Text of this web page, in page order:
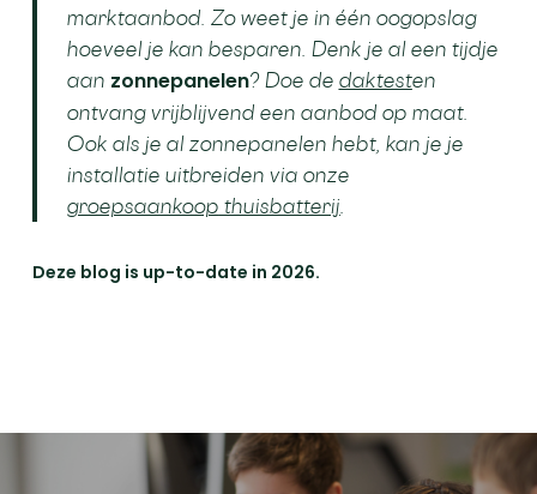
marktaanbod. Zo weet je in één oogopslag
hoeveel je kan besparen. Denk je al een tijdje
aan zonnepanelen? Doe de daktesten
ontvang vrijblijvend een aanbod op maat.
Ook als je al zonnepanelen hebt, kan je je
installatie uitbreiden via onze
groepsaankoop thuisbatterij
Deze blog is up-to-date in 2026.